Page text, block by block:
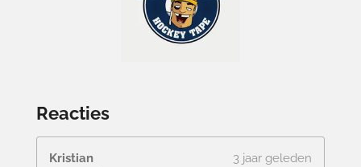
Reacties
Kristian
3 jaar geleden